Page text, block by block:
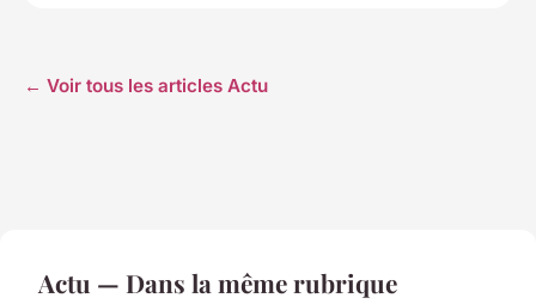
← Voir tous les articles Actu
Actu — Dans la même rubrique